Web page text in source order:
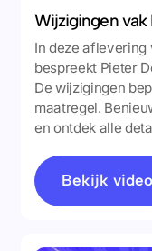
Wijzigingen vak
In deze aflevering
bespreekt Pieter
De wijzigingen
maatregel.
en ontdek alle
Bekijk video